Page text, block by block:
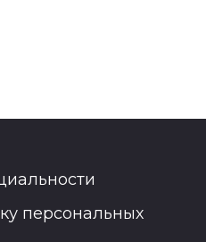
персональных